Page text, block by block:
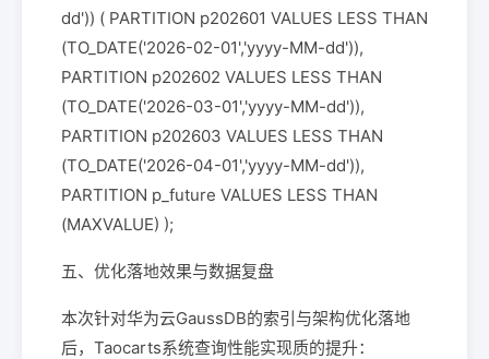
dd')) ( PARTITION p202601 VALUES LESS THAN
(TO_DATE('2026-02-01','yyyy-MM-dd')),
PARTITION p202602 VALUES LESS THAN
(TO_DATE('2026-03-01','yyyy-MM-dd')),
PARTITION p202603 VALUES LESS THAN
(TO_DATE('2026-04-01','yyyy-MM-dd')),
PARTITION p_future VALUES LESS THAN
(MAXVALUE) );
五、优化落地效果与数据复盘
本次针对华为云GaussDB的索引与架构优化落地
后，Taocarts系统查询性能实现质的提升：